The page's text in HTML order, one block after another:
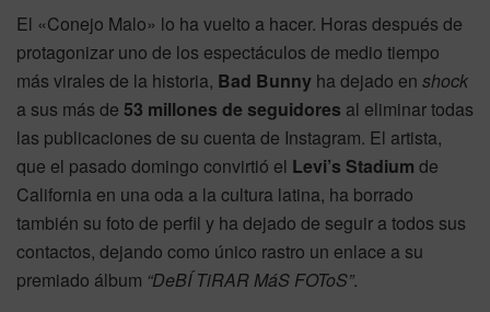
El «Conejo Malo» lo ha vuelto a hacer. Horas después de
protagonizar uno de los espectáculos de medio tiempo
más virales de la historia, Bad Bunny ha dejado en shock
a sus más de 53 millones de seguidores al eliminar todas
las publicaciones de su cuenta de Instagram. El artista,
que el pasado domingo convirtió el Levi’s Stadium de
California en una oda a la cultura latina, ha borrado
también su foto de perfil y ha dejado de seguir a todos sus
contactos, dejando como único rastro un enlace a su
premiado álbum “DeBÍ TiRAR MáS FOToS”.